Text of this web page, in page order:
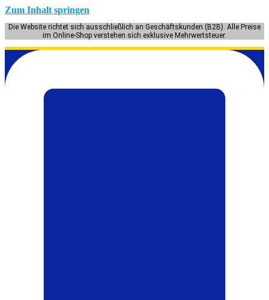
Zum Inhalt springen
Die Website richtet sich ausschließlich an Geschäftskunden (B2B). Alle Preise
im Online-Shop verstehen sich exklusive Mehrwertsteuer.